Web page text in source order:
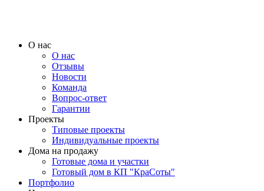
О нас
О нас
Отзывы
Новости
Команда
Вопрос-ответ
Гарантии
Проекты
Типовые проекты
Индивидуальные проекты
Дома на продажу
Готовые дома и участки
Готовый дом в КП "КраСоты"
Портфолио